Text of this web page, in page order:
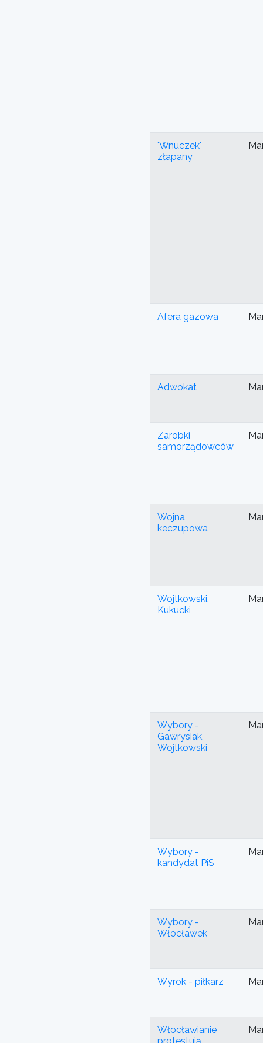
'Wnuczek'
złapany
Afera gazowa
Adwokat
Zarobki
samorządowców
Wojna
keczupowa
Wojtkowski,
Kukucki
Wybory -
Gawrysiak,
Wojtkowski
Wybory -
kandydat PiS
Wybory -
Włocławek
Wyrok - piłkarz
Włocławianie